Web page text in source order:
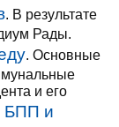
. В результате
Рады.
. Основные
и его
БПП и